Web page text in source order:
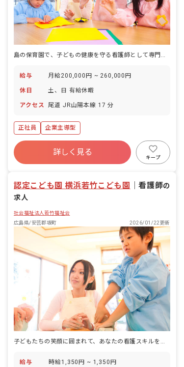
給与 月給200,000円 ~ 260,000円
休日 土、日 有給休暇
アクセス 尾道 JR山陽本線 17 分
正社員 企業主導型
詳しく見る
キープ
認定こども園 横浜若竹こども園 ｜看護師の
求人
社会福祉法人若竹福祉会
広島県/安芸郡坂町
2026/01/22更新
給与 時給1,350円 ~ 1,350円